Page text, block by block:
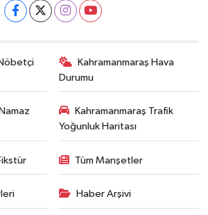
Kahramanmaraş Hava
Durumu
Kahramanmaraş Trafik
Yoğunluk Haritası
Tüm Manşetler
Haber Arşivi